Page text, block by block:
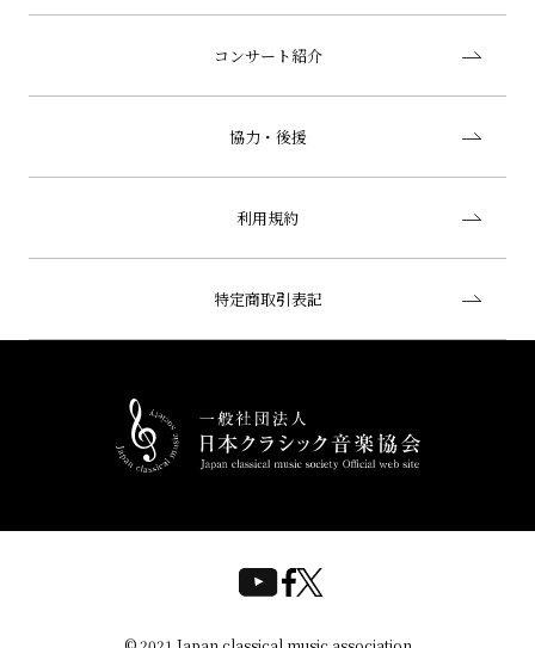
コンサート紹介
協力・後援
利用規約
特定商取引表記